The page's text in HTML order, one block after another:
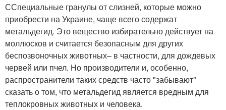
ССпециальные гранулы от слизней, которые можно
приобрести на Украине, чаще всего содержат
метальдегид. Это вещество избирательно действует на
моллюсков и считается безопасным для других
беспозвоночных животных– в частности, для дождевых
червей или пчел. Но производители и, особенно,
распространители таких средств часто "забывают"
сказать о том, что метальдегид является вредным для
теплокровных животных и человека.